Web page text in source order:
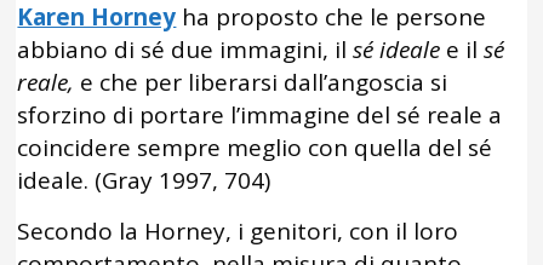
Karen Horney ha proposto che le persone
abbiano di sé due immagini, ilsé ideale e ilsé
reale, e che per liberarsi dall’angoscia si
sforzino di portare l’immagine del sé reale a
coincidere sempre meglio con quella del sé
ideale. (Gray 1997, 704)
Secondo la Horney, i genitori, con il loro